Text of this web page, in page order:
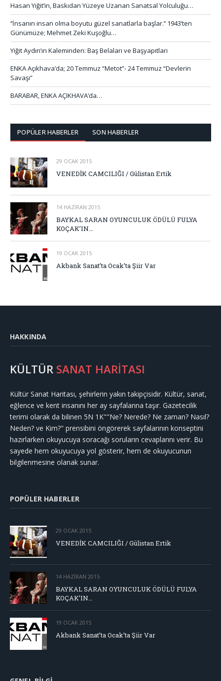
Hasan Yiğit’in, Baskıdan Yüzeye Uzanan Sanatsal Yolculuğu…
‘’İnsanın insan olma boyutu güzel sanatlarla başlar.’’ 1943’ten
Günümüze; Mehmet Zeki Kuşoğlu…
Yiğit Aydın’ın Kaleminden: Baş Belaları ve Başyapıtları
ENKA Açıkhava’da; 20 Temmuz “Metot”- 24 Temmuz “Devlerin
Savaşı”
BARABAR, ENKA AÇIKHAVA’da…
POPÜLER HABERLER SON HABERLER
29 OCAK 2015
VENEDİK CAMCILIĞI / Gülistan Ertik
14 HAZIRAN 2015
BAYKAL SARAN OYUNCULUK ÖDÜLÜ FULYA
KOÇAK’IN…
19 OCAK 2015
Akbank Sanat’ta Ocak’ta Şiir Var
HAKKINDA
KÜLTÜR SANAT HARİTASI
Kültür Sanat Haritası, şehirlerin yakın takipçisidir. Kültür, sanat,
eğlence ve kent insanını her ay sayfalarına taşır. Gazetecilik
terimi olarak da bilinen 5N 1K""Ne? Nerede? Ne zaman? Nasıl?
Neden? ve Kim?" prensibini öngörerek sayfalarının konseptini
hazırlarken okuyucuya soracağı soruların cevaplarını verir. Bu
sayede hem okuyucuya yol gösterir, hem de okuyucunun
bilgilenmesine olanak sunar.
POPÜLER HABERLER
29 OCAK 2015
VENEDİK CAMCILIĞI / Gülistan Ertik
14 HAZIRAN 2015
BAYKAL SARAN OYUNCULUK ÖDÜLÜ FULYA
KOÇAK’IN…
19 OCAK 2015
Akbank Sanat’ta Ocak’ta Şiir Var